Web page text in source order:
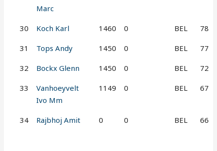
Marc
30 Koch Karl 1460 0 BEL 78
31 Tops Andy 1450 0 BEL 77
32 Bockx Glenn 1450 0 BEL 72
33
Vanhoeyvelt
Ivo Mm
1149 0 BEL 67
34 Rajbhoj Amit 0 0 BEL 66